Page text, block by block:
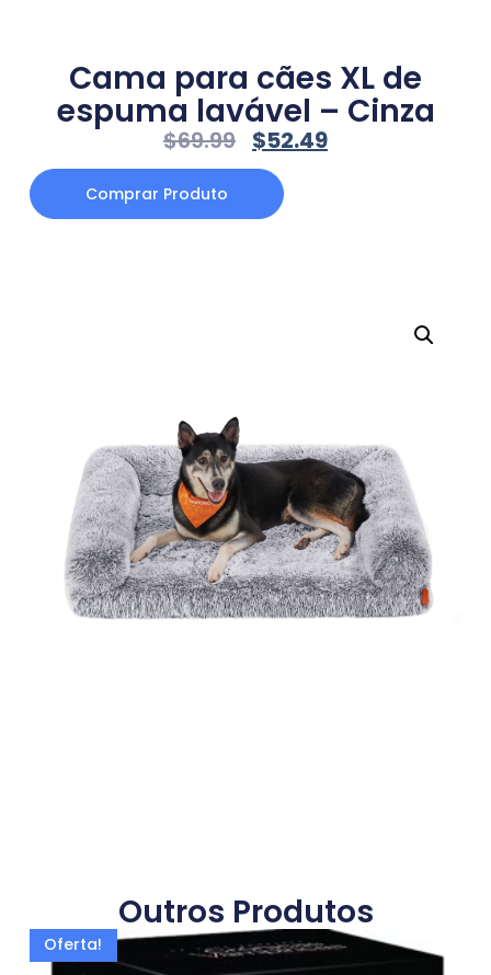
Cama para cães XL de
espuma lavável – Cinza
$69.99 $52.49
Comprar Produto
Outros Produtos
Oferta!